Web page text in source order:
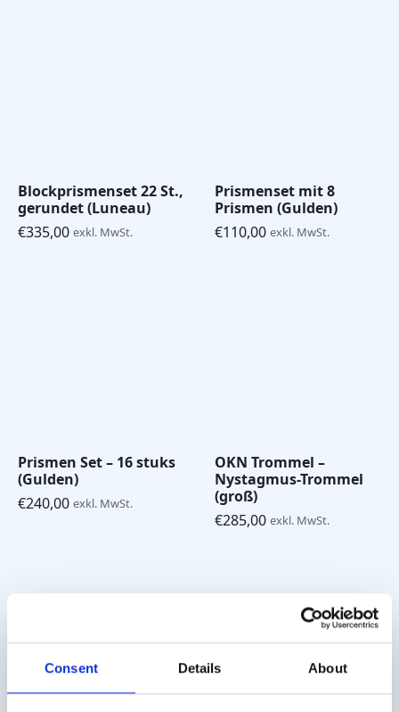
Consent Details About
Blockprismenset 22 St.,
gerundet (Luneau)
€335,00 exkl. MwSt.
Prismenset mit 8
Prismen (Gulden)
€110,00 exkl. MwSt.
Prismen Set – 16 stuks
(Gulden)
€240,00 exkl. MwSt.
OKN Trommel –
Nystagmus-Trommel
(groß)
€285,00 exkl. MwSt.
Die Versandkosten für Deutschland betragen € 10,- (zzgl.